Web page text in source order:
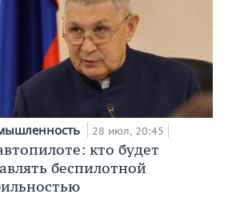
28 июл, 20:45
кто будет
беспилотной